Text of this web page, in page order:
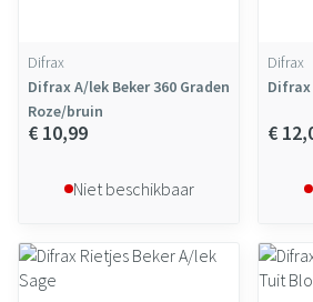
Difrax
Difrax A/lek Beker 360 Graden
Roze/bruin
€ 10,99
Niet beschikbaar
Difrax
Difrax
€